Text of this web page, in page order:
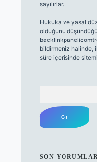
sayılırlar.
Hukuka ve yasal
olduğunu
bildirmeniz halinde,
süre içerisinde
SON YORUMLAR